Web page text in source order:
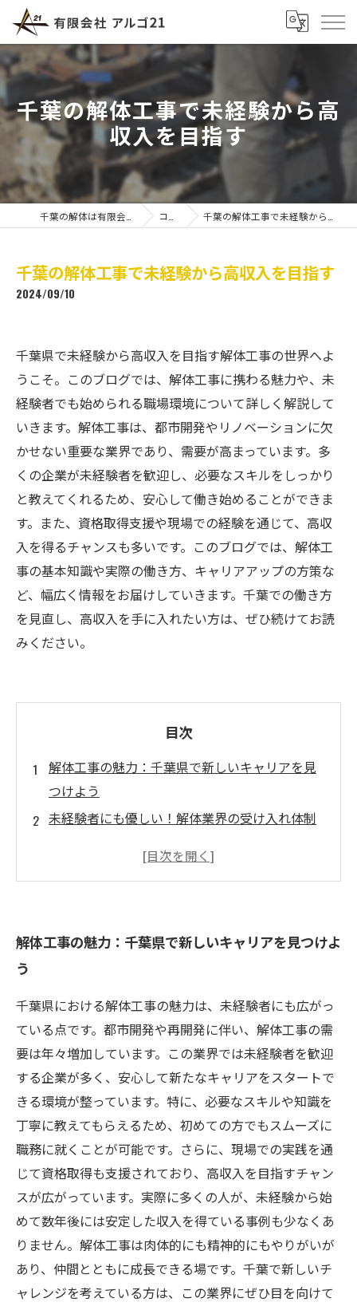
千葉の解体工事で未経験から高
収入を目指す
コラム 千葉の解体工事で未経験から高収入を目指す
千葉の解体工事で未経験から高収入を目指す
2024/09/10
千葉県で未経験から高収入を目指す解体工事の世界へよ
うこそ。このブログでは、解体工事に携わる魅力や、未
経験者でも始められる職場環境について詳しく解説して
いきます。解体工事は、都市開発やリノベーションに欠
かせない重要な業界であり、需要が高まっています。多
くの企業が未経験者を歓迎し、必要なスキルをしっかり
と教えてくれるため、安心して働き始めることができま
す。また、資格取得支援や現場での経験を通じて、高収
入を得るチャンスも多いです。このブログでは、解体工
事の基本知識や実際の働き方、キャリアアップの方策な
ど、幅広く情報をお届けしていきます。千葉での働き方
を見直し、高収入を手に入れたい方は、ぜひ続けてお読
みください。
目次
解体工事の魅力：千葉県で新しいキャリアを見
つけよう
未経験者にも優しい！解体業界の受け入れ体制
資格取得支援で高収入を狙う！解体工事のスキ
方
未経験から高収入へ！千葉の解体工事で叶える
夢
解体工事の魅力：千葉県で新しいキャリアを見つけよ
う
千葉県における解体工事の魅力は、未経験者にも広がっ
ている点です。都市開発や再開発に伴い、解体工事の需
要は年々増加しています。この業界では未経験者を歓迎
する企業が多く、安心して新たなキャリアをスタートで
きる環境が整っています。特に、必要なスキルや知識を
丁寧に教えてもらえるため、初めての方でもスムーズに
職務に就くことが可能です。さらに、現場での実践を通
じて資格取得も支援されており、高収入を目指すチャン
スが広がっています。実際に多くの人が、未経験から始
めて数年後には安定した収入を得ている事例も少なくあ
りません。解体工事は肉体的にも精神的にもやりがいが
あり、仲間とともに成長できる場です。千葉で新しいチ
ャレンジを考えている方は、この業界にぜひ目を向けて